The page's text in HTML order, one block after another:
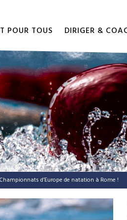
POUR TOUS DIRIGER &
d’Eu­ro­pe de nata­ti­on à Rome !